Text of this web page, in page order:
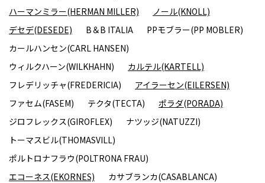
ハーマンミラー(HERMAN MILLER)
ノール(KNOLL)
デセデ(DESEDE)
B＆B ITALIA
PPモブラー(PP MOBLER)
カールハンセン(CARL HANSEN)
ウィルクハーン(WILKHAHN)
カルテル(KARTELL)
フレデリッチャ(FREDERICIA)
アイラーセン(EILERSEN)
ファセム(FASEM)
テクタ(TECTA)
ポラダ(PORADA)
ジロフレックス(GIROFLEX)
ナツッジ(NATUZZI)
トーマスビル(THOMASVILL)
ポルトロナフラウ(POLTRONA FRAU)
エコーネス(EKORNES)
カサブランカ(CASABLANCA)